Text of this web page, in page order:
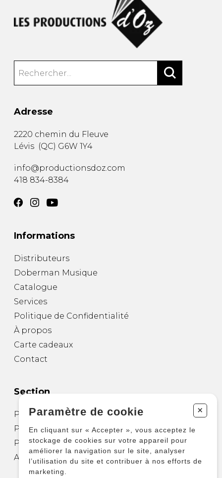
Adresse
2220 chemin du Fleuve
Lévis (QC) G6W 1Y4
info@productionsdoz.com
418 834-8384
Informations
Distributeurs
Doberman Musique
Catalogue
Services
Politique de Confidentialité
À propos
Carte cadeaux
Contact
Section
Partitions pour guitare
Partitions pour autres instruments
Partitions pour ensembles
Autres produits
Paramètre de cookie +
En cliquant sur « Accepter », vous acceptez le
stockage de cookies sur votre appareil pour
améliorer la navigation sur le site, analyser
l’utilisation du site et contribuer à nos efforts de
marketing.